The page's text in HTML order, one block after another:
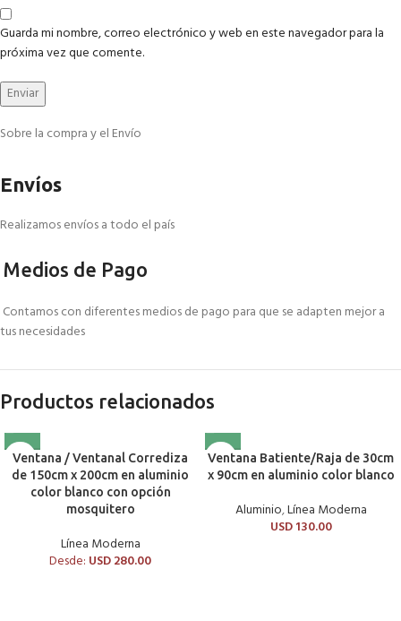
Guarda mi nombre, correo electrónico y web en este navegador para la
próxima vez que comente.
Sobre la compra y el Envío
Envíos
Realizamos envíos a todo el país
Medios de Pago
Contamos con diferentes medios de pago para que se adapten mejor a
tus necesidades
Productos relacionados
Ventana / Ventanal Corrediza
de 150cm x 200cm en aluminio
color blanco con opción
mosquitero
Línea Moderna
Desde: USD280.00
Ventana Batiente/Raja de 30cm
x 90cm en aluminio color blanco
Aluminio,Línea Moderna
USD130.00